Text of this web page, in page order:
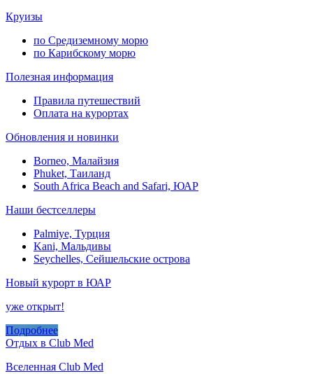
Круизы
по Средиземному морю
по Карибскому морю
Полезная информация
Правила путешествий
Оплата на курортах
Обновления и новинки
Borneo, Малайзия
Phuket, Таиланд
South Africa Beach and Safari, ЮАР
Наши бестселлеры
Palmiye, Турция
Kani, Мальдивы
Seychelles, Сейшельские острова
Новый курорт в ЮАР
уже открыт!
Подробнее
Отдых в Club Med
Вселенная Club Med